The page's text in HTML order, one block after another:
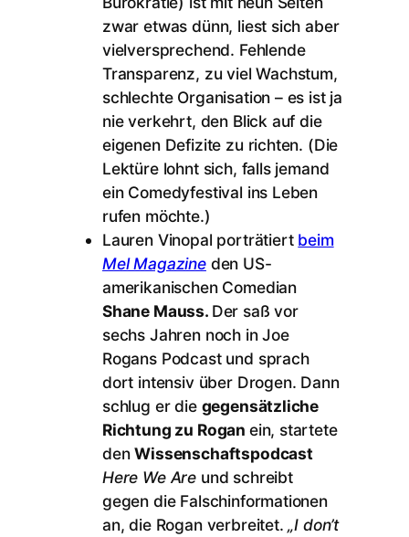
zwar etwas dünn, liest sich aber
vielversprechend. Fehlende
Transparenz, zu viel Wachstum,
schlechte Organisation – es ist ja
nie verkehrt, den Blick auf die
eigenen Defizite zu richten. (Die
Lektüre lohnt sich, falls jemand
ein Comedyfestival ins Leben
rufen möchte.)
Lauren Vinopal porträtiert beim
Mel Magazine den US-
amerikanischen Comedian
Shane Mauss. Der saß vor
sechs Jahren noch in Joe
Rogans Podcast und sprach
dort intensiv über Drogen. Dann
schlug er die gegensätzliche
Richtung zu Rogan ein, startete
denWissenschaftspodcast
Here We Are und schreibt
gegen die Falschinformationen
an, die Rogan verbreitet.„I don’t